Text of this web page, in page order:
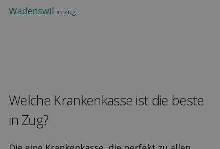
Wädenswil in Zug
Welche Kranken­kasse ist die beste
in Zug?